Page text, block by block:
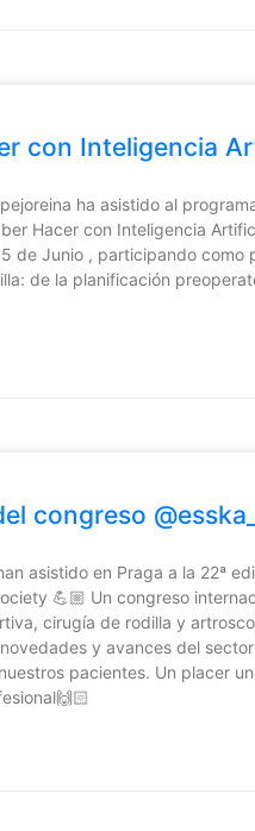
con Inteligencia
ha asistido al
Hacer con Inteligencia
de Junio , participando como
de la planificación
congreso
asistido en Praga a la 22ª
💪🏼 Un congreso
cirugía de rodilla y
y avances del
pacientes. Un placer